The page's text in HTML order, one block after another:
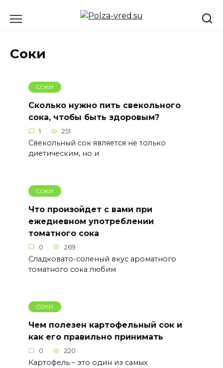
Соки
СОКИ
Сколько нужно пить свекольного
сока, чтобы быть здоровым?
1 251
Свекольный сок является не только
диетическим, но и
СОКИ
Что произойдет с вами при
ежедневном употреблении
томатного сока
0 269
Сладковато-соленый вкус ароматного
томатного сока любим
СОКИ
Чем полезен картофельный сок и
как его правильно принимать
0 220
Картофель – это один из самых